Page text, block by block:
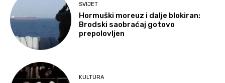
SVIJET
Hormuški moreuz i dalje blokiran:
Brodski saobraćaj gotovo
prepolovljen
KULTURA